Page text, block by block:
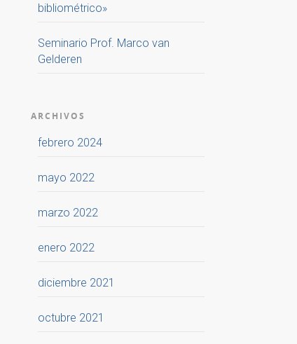
bibliométrico»
Seminario Prof. Marco van
Gelderen
ARCHIVOS
febrero 2024
mayo 2022
marzo 2022
enero 2022
diciembre 2021
octubre 2021